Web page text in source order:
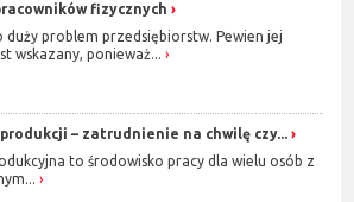
fizycznych
duży problem przedsiębiorstw. Pewien jej
wskazany, ponieważ...
– zatrudnienie na chwilę czy...
to środowisko pracy dla wielu osób z